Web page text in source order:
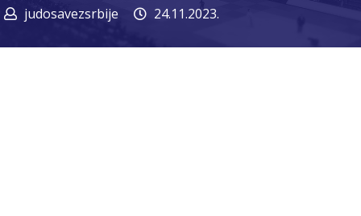
judosavezsrbije 24.11.2023.